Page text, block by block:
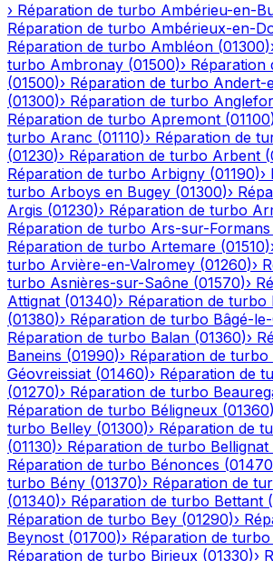
› Réparation de turbo Ambérieu-en-
Réparation de turbo Ambérieux-en-
Réparation de turbo Ambléon (01300)
turbo Ambronay (01500)› Réparation
(01500)› Réparation de turbo Andert-
(01300)› Réparation de turbo
Réparation de turbo Apremont (01100
turbo Aranc (01110)› Réparation de
(01230)› Réparation de turbo Arbent (
Réparation de turbo Arbigny (01190)›
turbo Arboys en Bugey (01300)›
Argis (01230)› Réparation de turbo
Réparation de turbo Ars-sur-Formans
Réparation de turbo Artemare (01510)
turbo Arvière-en-Valromey (01260)›
turbo Asnières-sur-Saône (01570)›
Attignat (01340)› Réparation de turbo
(01380)› Réparation de turbo Bâgé-
Réparation de turbo Balan (01360)›
Baneins (01990)› Réparation de turbo
Géovreissiat (01460)› Réparation de
(01270)› Réparation de turbo
Réparation de turbo Béligneux (01360)
turbo Belley (01300)› Réparation de
(01130)› Réparation de turbo Bellignat
Réparation de turbo Bénonces (01470
turbo Bény (01370)› Réparation de
(01340)› Réparation de turbo Bettant (
Réparation de turbo Bey (01290)›
Beynost (01700)› Réparation de turbo
Réparation de turbo Birieux (01330)›